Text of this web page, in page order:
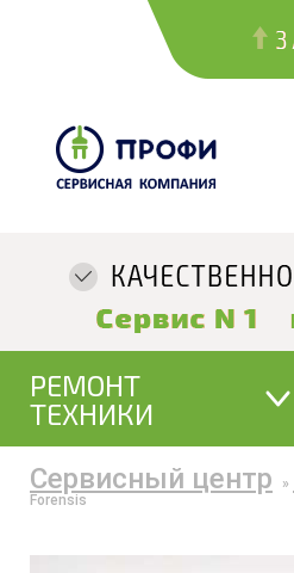
РЕМОНТ
ТЕХНИКИ
Сервисный центр »
Forensis